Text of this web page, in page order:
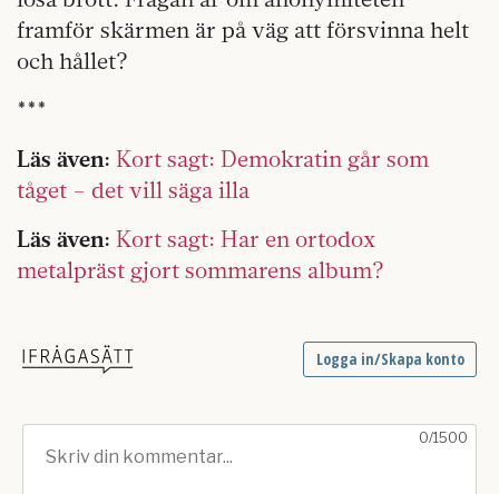
framför skärmen är på väg att försvinna helt
och hållet?
***
Läs även: Kort sagt: Demokratin går som
tåget – det vill säga illa
Läs även: Kort sagt: Har en ortodox
metalpräst gjort sommarens album?